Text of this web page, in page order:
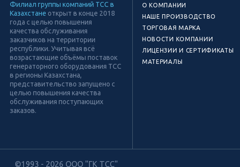
Филиал группы компаний ТСС в
Казахстане открыт в конце 2018
года с целью повышения
качества обслуживания
заказчиков на территории
республики. Учитывая всё
возрастающие объёмы поставок
генераторного оборудования ТСС
в регионы Казахстана,
представительство запущено с
целью повышения качества
обслуживания поступающих
заказов.
О КОМПАНИИ
НАШЕ ПРОИЗВОДСТВО
ТОРГОВАЯ МАРКА
НОВОСТИ КОМПАНИИ
ЛИЦЕНЗИИ И СЕРТИФИКАТЫ
МАТЕРИАЛЫ
©1993 - 2026 ООО "ГК ТСС"